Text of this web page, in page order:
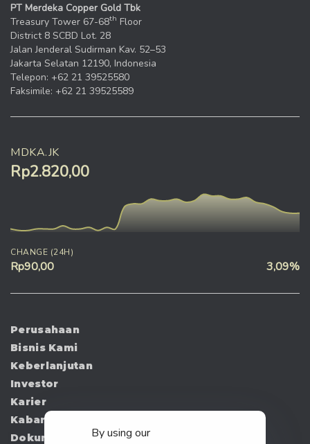
PT Merdeka Copper Gold Tbk
Treasury Tower 67-68th Floor
District 8 SCBD Lot. 28
Jalan Jenderal Sudirman Kav. 52–53
Jakarta Selatan 12190, Indonesia
Telepon: +62 21 39525580
Faksimile: +62 21 39525589
MDKA.JK
Rp2.820,00
CHANGE (24H)
Rp90,00 3,09%
Perusahaan
Bisnis Kami
Keberlanjutan
Investor
Karier
Kabar
Dokumen
By using our